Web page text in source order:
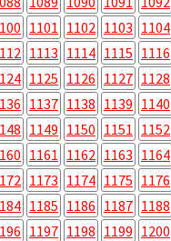
1101 1102 1103 1104
1113 1114 1115 1116
1125 1126 1127 1128
1137 1138 1139 1140
1149 1150 1151 1152
1161 1162 1163 1164
1173 1174 1175 1176
1185 1186 1187 1188
1197 1198 1199 1200